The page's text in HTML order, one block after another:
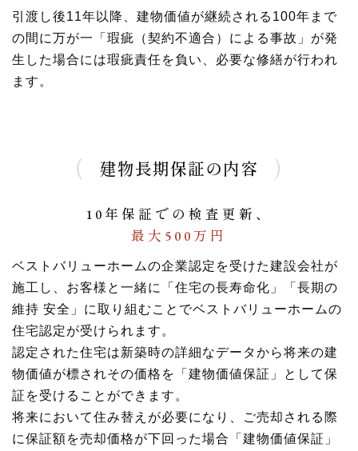
引渡し後11年以降、建物価値が継続される100年まで
の間に万が一「瑕疵（契約不適合）による事故」が発
生した場合には瑕疵責任を負い、必要な修繕が行われ
ます。
建物長期保証の内容
10年保証での検査更新、
最大500万円
ベストバリューホームの企業認定を受けた建設会社が
施工し、 お客様と一緒に「住宅の長寿命化」「長期の
維持 安全」に取り組むことでベストバリューホームの
住宅認定が受けられます。
認定された住宅は新築時の詳細なデータから将来の建
物価値が標されその価格を「建物価値保証」として保
証を受けることができます。
将来において住み替えが必要になり、ご売却される際
に保証額を売却価格が下回った場合
「建物価値保証」